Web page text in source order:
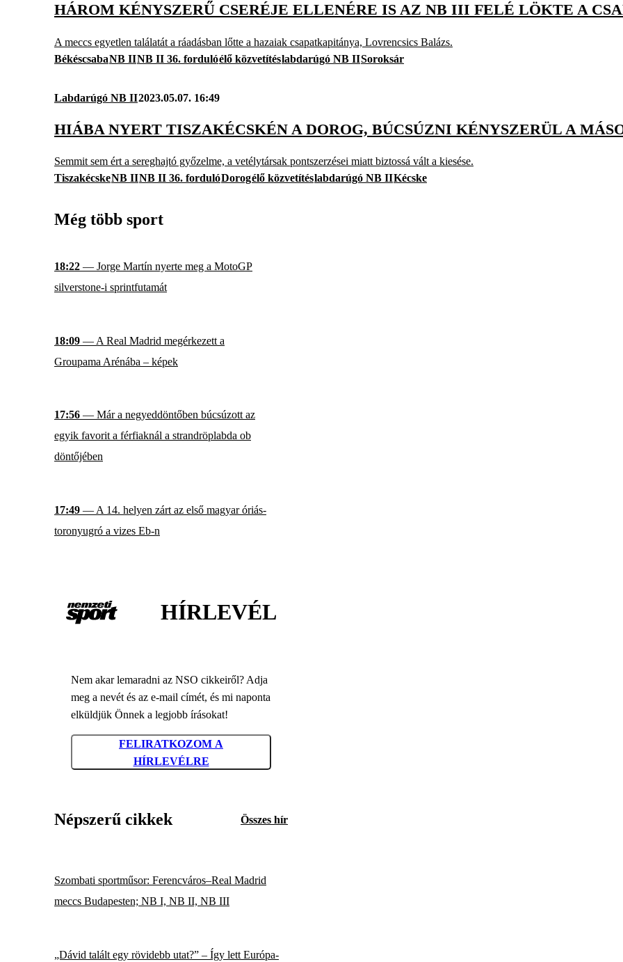
HÁROM KÉNYSZERŰ CSERÉJE ELLENÉRE IS AZ NB III FELÉ LÖKTE A
A meccs egyetlen találatát a ráadásban lőtte a hazaiak csapatkapitánya, Lovrencsics Balázs.
BékéscsabaNB IINB II 36. fordulóélő közvetítéslabdarúgó NB IISoroksár
Labdarúgó NB II2023.05.07. 16:49
HIÁBA NYERT TISZAKÉCSKÉN A DOROG, BÚCSÚZNI KÉNYSZERÜL A
Semmit sem ért a sereghajtó győzelme, a vetélytársak pontszerzései miatt biztossá vált a kiesése.
TiszakécskeNB IINB II 36. fordulóDorogélő közvetítéslabdarúgó NB IIKécske
Még több sport
18:22 — Jorge Martín nyerte meg a MotoGP
silverstone-i sprintfutamát
18:09 — A Real Madrid megérkezett a
Groupama Arénába – képek
17:56 — Már a negyeddöntőben búcsúzott az
egyik favorit a férfiaknál a strandröplabda ob
döntőjében
17:49 — A 14. helyen zárt az első magyar óriás-
toronyugró a vizes Eb-n
HÍRLEVÉL
Nem akar lemaradni az NSO cikkeiről? Adja
meg a nevét és az e-mail címét, és mi naponta
elküldjük Önnek a legjobb írásokat!
FELIRATKOZOM A
HÍRLEVÉLRE
Népszerű cikkek Összes hír
Szombati sportműsor: Ferencváros–Real Madrid
meccs Budapesten; NB I, NB II, NB III
„Dávid talált egy rövidebb utat?” – Így lett Európa-